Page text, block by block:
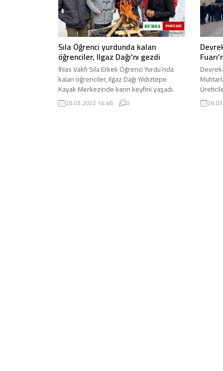
Sıla Öğrenci yurdunda kalan
öğrenciler, Ilgaz Dağı’nı gezdi
İhlas Vakfı Sıla Erkek Öğrenci Yurdu’nda
kalan öğrenciler, Ilgaz Dağı Yıldıztepe
Kayak Merkezinde karın keyfini yaşadı.
İhlas Vakfı Sıla Erkek ...
28.03.2022 14:46 0